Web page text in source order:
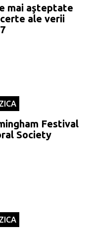
mai aşteptate
ale verii
Festival
Society